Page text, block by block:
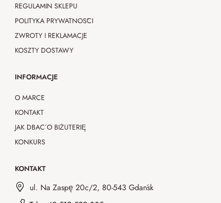
REGULAMIN SKLEPU
POLITYKA PRYWATNOŚCI
ZWROTY I REKLAMACJE
KOSZTY DOSTAWY
INFORMACJE
O MARCE
KONTAKT
JAK DBAĆ O BIŻUTERIĘ
KONKURS
KONTAKT
ul. Na Zaspę 20c/2, 80-543 Gdańsk